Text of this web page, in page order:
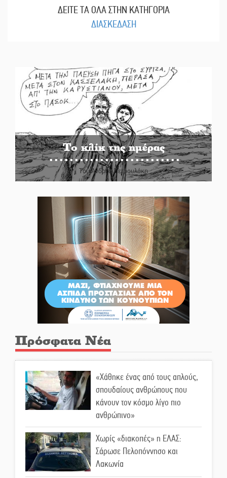
ΔΕΙΤΕ ΤΑ ΟΛΑ ΣΤΗΝ ΚΑΤΗΓΟΡΙΑ
ΔΙΑΣΚΕΔΑΣΗ
Το κλίκ της ημέρας
Του Ανδρέα Πετρουλάκη
Πρόσφατα Νέα
«Χάθηκε ένας από τους απλούς,
σπουδαίους ανθρώπους που
κάνουν τον κόσμο λίγο πιο
ανθρώπινο»
Χωρίς «διακοπές» η ΕΛΑΣ:
Σάρωσε Πελοπόννησο και
Λακωνία